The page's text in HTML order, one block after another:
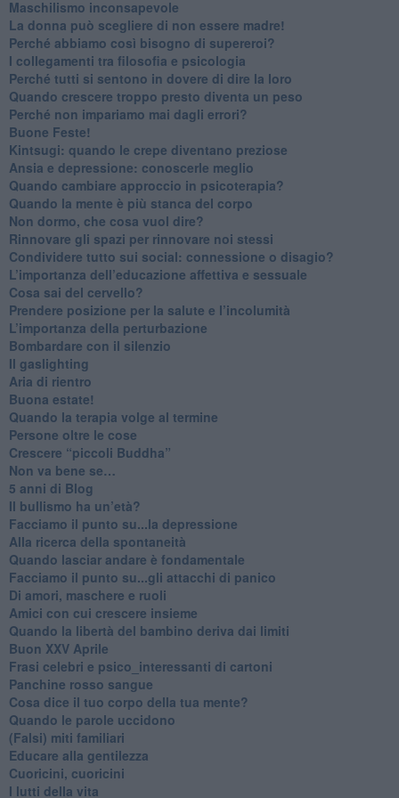
​Maschilismo inconsapevole
​La donna può scegliere di non essere madre!
​Perché abbiamo così bisogno di supereroi?
​I collegamenti tra filosofia e psicologia
​Perché tutti si sentono in dovere di dire la loro
​Quando crescere troppo presto diventa un peso
​Perché non impariamo mai dagli errori?
​Buone Feste!
​Kintsugi: quando le crepe diventano preziose
Ansia e depressione: conoscerle meglio
Quando cambiare approccio in psicoterapia?
​Quando la mente è più stanca del corpo
Non dormo, che cosa vuol dire?
​Rinnovare gli spazi per rinnovare noi stessi
​Condividere tutto sui social: connessione o disagio?
​L’importanza dell’educazione affettiva e sessuale
​Cosa sai del cervello?
Prendere posizione per la salute e l’incolumità
L’importanza della perturbazione
​Bombardare con il silenzio
Il gaslighting
Aria di rientro
Buona estate!
​Quando la terapia volge al termine
​Persone oltre le cose
​Crescere “piccoli Buddha”
Non va bene se…
​5 anni di Blog
​Il bullismo ha un’età?
Facciamo il punto su...la depressione
​Alla ricerca della spontaneità
​Quando lasciar andare è fondamentale
Facciamo il punto su...gli attacchi di panico
Di amori, maschere e ruoli
​Amici con cui crescere insieme
​Quando la libertà del bambino deriva dai limiti
Buon XXV Aprile
​Frasi celebri e psico_interessanti di cartoni
​Panchine rosso sangue
​Cosa dice il tuo corpo della tua mente?
​Quando le parole uccidono
​(Falsi) miti familiari
​Educare alla gentilezza
​Cuoricini, cuoricini
I lutti della vita